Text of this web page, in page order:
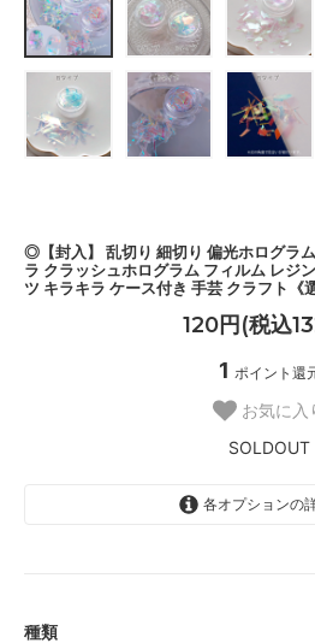
◎【封入】 乱切り 細切り 偏光ホログラ
ラ クラッシュホログラム フィルム レジ
ツ キラキラ ケース付き 手芸 クラフト《
120円(税込
1 ポイント還
お気に入
SOLDOUT
各オプションの
種類